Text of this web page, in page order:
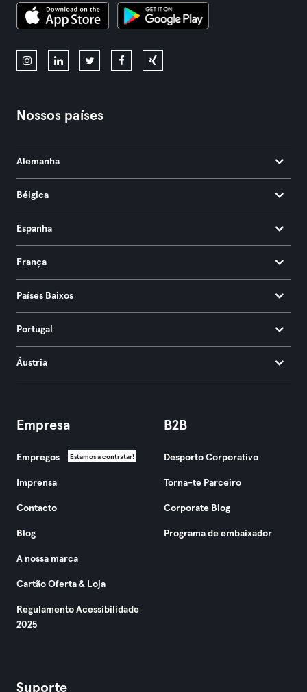
Nossos países
Alemanha
Bélgica
Espanha
França
Países Baixos
Portugal
Áustria
Empresa
Empregos Estamos a contratar!
Imprensa
Contacto
Blog
A nossa marca
Cartão Oferta & Loja
Regulamento Acessibilidade
2025
B2B
Desporto Corporativo
Torna-te Parceiro
Corporate Blog
Programa de embaixador
Suporte